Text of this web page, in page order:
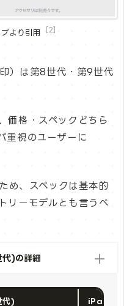
より引用 ［2］
）は第8世代・第9世代
価格・スペックどちら
重視のユーザーに
め、スペックは基本的
リーモデルとも言うべ
)の詳細
) iPad (